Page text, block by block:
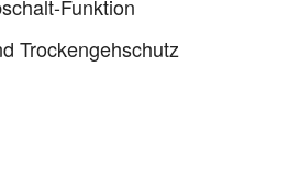
Funktion
Trockengehschutz